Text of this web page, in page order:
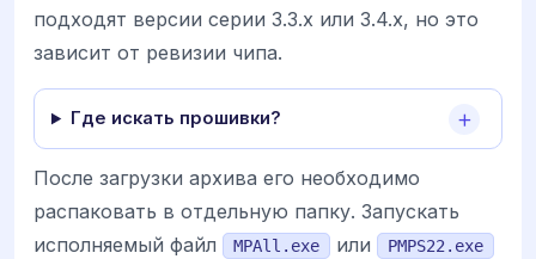
подходят версии серии 3.3.x или 3.4.x, но это
зависит от ревизии чипа.
Где искать прошивки?
После загрузки архива его необходимо
распаковать в отдельную папку. Запускать
исполняемый файл
MPAll.exe или PMPS22.exe